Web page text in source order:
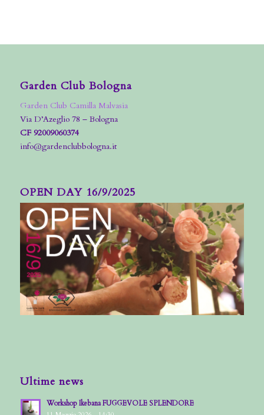
Garden Club Bologna
Garden Club Camilla Malvasia
Via D’Azeglio 78 – Bologna
CF 92009060374
info@gardenclubbologna.it
OPEN DAY 16/9/2025
Ultime news
Workshop Ikebana FUGGEVOLE SPLENDORE